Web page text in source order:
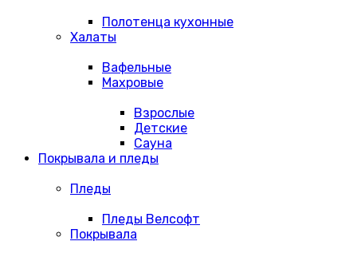
Полотенца кухонные
Халаты
Вафельные
Махровые
Взрослые
Детские
Сауна
Покрывала и пледы
Пледы
Пледы Велсофт
Покрывала